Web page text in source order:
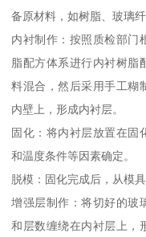
备原材料，如树脂、玻璃纤
内衬制作：按照质检部门
脂配方体系进行内衬树脂
料混合，然后采用手工糊
内壁上，形成内衬层。
固化：将内衬层放置在固
和温度条件等因素确定。
脱模：固化完成后，从模
增强层制作：将切好的玻
和层数缠绕在内衬层上，